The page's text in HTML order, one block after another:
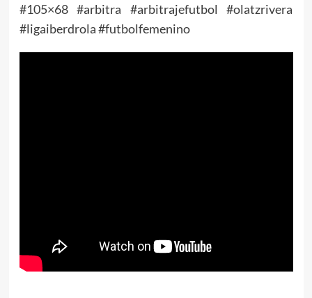
#105×68 #arbitra #arbitrajefutbol #olatzrivera
#ligaiberdrola #futbolfemenino